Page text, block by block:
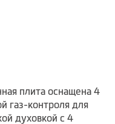
плита оснащена 4
газ-контроля для
духовкой с 4